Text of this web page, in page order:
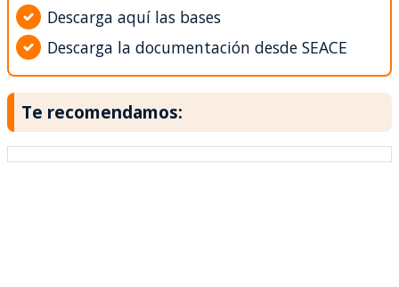
Descarga aquí las bases
Descarga la documentación desde SEACE
Te recomendamos: